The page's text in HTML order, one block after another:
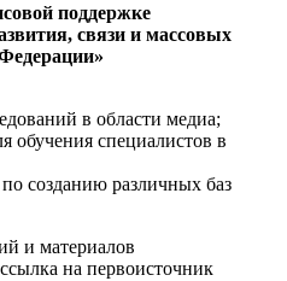
поддержке
связи и массовых
в области медиа;
обучения специалистов в
по созданию различных баз
и материалов
на первоисточник